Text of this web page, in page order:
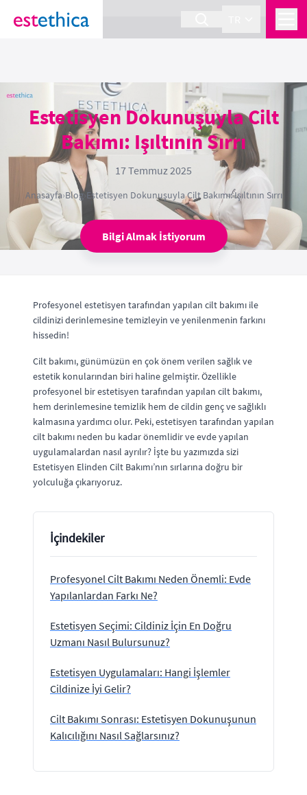
section Service {
Estetisyen Dokunuşuyla Cilt
Bakımı: Işıltının Sırrı
17 Temmuz 2025
Anasayfa›Blog›Estetisyen Dokunuşuyla Cilt Bakımı: Işıltının Sırrı
Bilgi Almak İstiyorum
Profesyonel estetisyen tarafından yapılan cilt bakımı ile
cildinizi derinlemesine temizleyin ve yenilenmenin farkını
hissedin!
Cilt bakımı, günümüzün en çok önem verilen sağlık ve
estetik konularından biri haline gelmiştir. Özellikle
profesyonel bir estetisyen tarafından yapılan cilt bakımı,
hem derinlemesine temizlik hem de cildin genç ve sağlıklı
kalmasına yardımcı olur. Peki, estetisyen tarafından yapılan
cilt bakımı neden bu kadar önemlidir ve evde yapılan
uygulamalardan nasıl ayrılır? İşte bu yazımızda sizi
Estetisyen Elinden Cilt Bakımı’nın sırlarına doğru bir
yolculuğa çıkarıyoruz.
İçindekiler
Profesyonel Cilt Bakımı Neden Önemli: Evde
Yapılanlardan Farkı Ne?
Estetisyen Seçimi: Cildiniz İçin En Doğru
Uzmanı Nasıl Bulursunuz?
Estetisyen Uygulamaları: Hangi İşlemler
Cildinize İyi Gelir?
Cilt Bakımı Sonrası: Estetisyen Dokunuşunun
Kalıcılığını Nasıl Sağlarsınız?